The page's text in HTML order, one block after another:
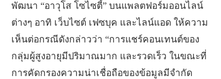
พัฒนา “อาวุโส โซไซตี้” บนแพลตฟอร์มออนไลน์
ต่างๆ อาทิ เว็บไซต์ เฟซบุค และไลน์แอด ให้ความ
เห็นต่อกรณีดังกล่าวว่า “การแชร์คอนเทนต์ของ
กลุ่มผู้สูงอายุมีปริมาณมาก และรวดเร็ว ในขณะที่
การคัดกรองความน่าเชื่อถือของข้อมูลมีจำกัด